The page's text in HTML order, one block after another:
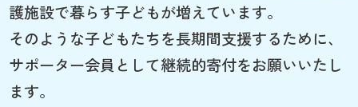
護施設で暮らす子どもが増えています。
そのような子どもたちを長期間支援するために、
サポーター会員として継続的寄付をお願いいたし
ます。